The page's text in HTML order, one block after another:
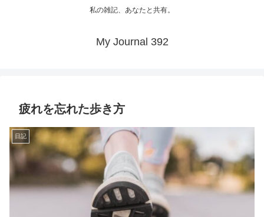
私の雑記、あなたと共有。
My Journal 392
疲れを忘れた歩き方
日記